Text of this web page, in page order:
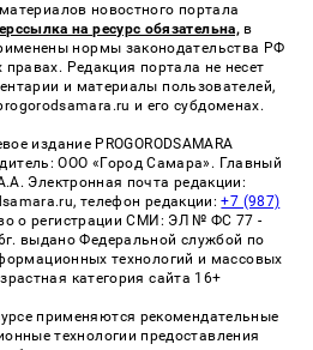
новостного портала
на ресурс обязательна, в
нормы законодательства РФ
Редакция портала не несет
и материалы пользователей,
и его субдоменах.
издание PROGORODSAMARA
ООО «Город Самара». Главный
Электронная почта редакции:
телефон редакции:+7 (987)
о регистрации СМИ: ЭЛ № ФС 77 -
выдано Федеральной службой по
технологий и массовых
категория сайта 16+
применяются рекомендательные
технологии предоставления